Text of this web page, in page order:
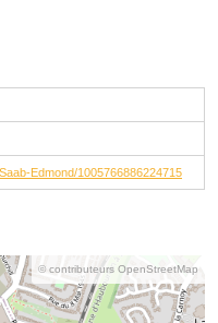
Edmond/1005766886224715
© contributeurs OpenStreetMap